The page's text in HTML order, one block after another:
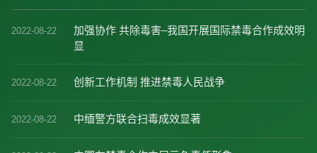
2022-08-22
加强协作 共除毒害–我国开展国际禁毒合作成效明
显
2022-08-22 创新工作机制 推进禁毒人民战争
2022-08-22 中缅警方联合扫毒成效显著